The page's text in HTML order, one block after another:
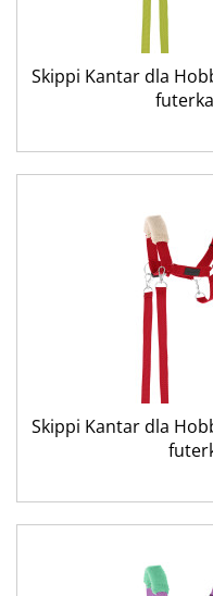
Skippi Kantar dla
Skippi Kantar dla